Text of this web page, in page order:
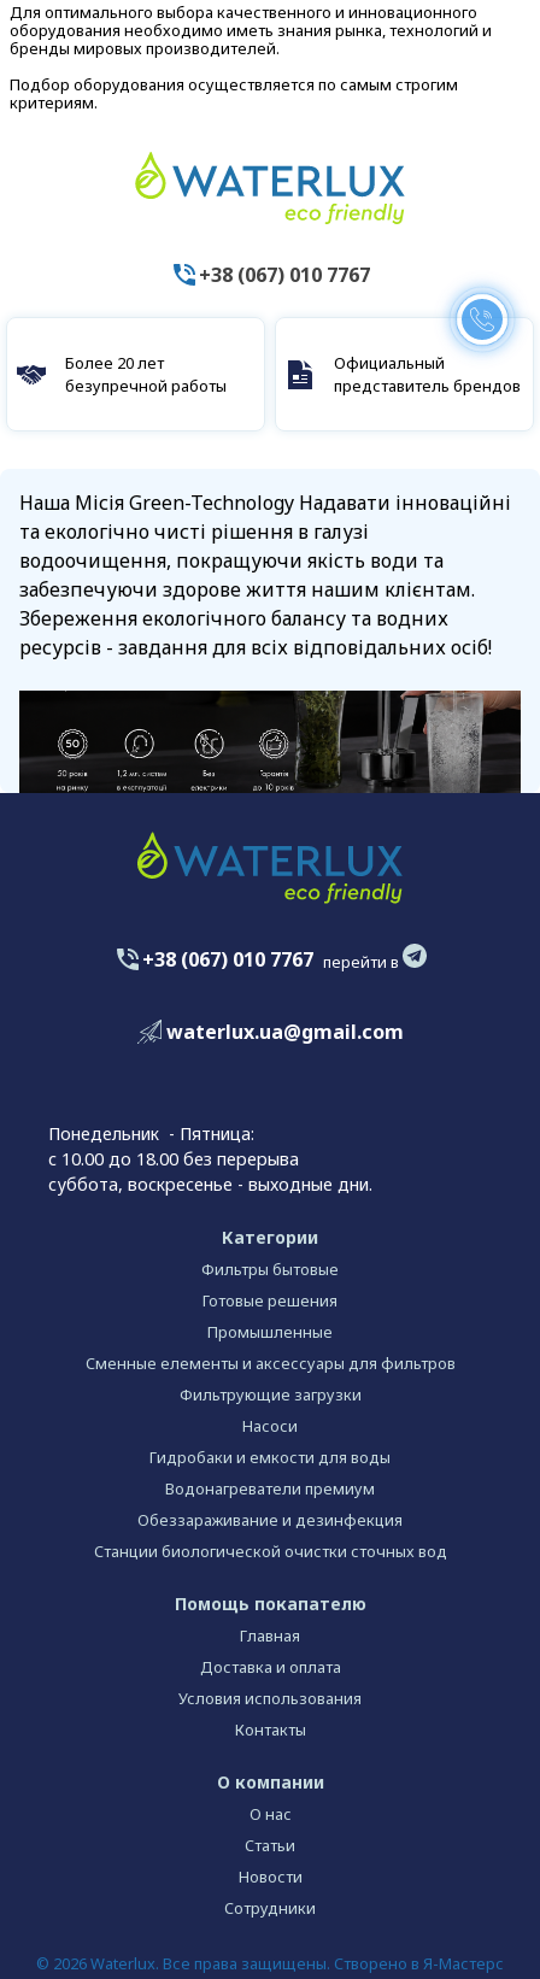
Для оптимального выбора качественного и инновационного
оборудования необходимо иметь знания рынка, технологий и
бренды мировых производителей.
Подбор оборудования осуществляется по самым строгим
критериям.
+38 (067) 010 7767
Более 20 лет
безупречной работы
Официальный
представитель брендов
Наша Місія Green-Technology Надавати інноваційні
та екологічно чисті рішення в галузі
водоочищення, покращуючи якість води та
забезпечуючи здорове життя нашим клієнтам.
Збереження екологічного балансу та водних
ресурсів - завдання для всіх відповідальних осіб!
+38 (067) 010 7767 перейти в
waterlux.ua@gmail.com
Понедельник - Пятница:
с 10.00 до 18.00 без перерыва
суббота, воскресенье - выходные дни.
Категории
Фильтры бытовые
Готовые решения
Промышленные
Сменные елементы и аксессуары для фильтров
Фильтрующие загрузки
Насоси
Гидробаки и емкости для воды
Водонагреватели премиум
Обеззараживание и дезинфекция
Станции биологической очистки сточных вод
Помощь покапателю
Главная
Доставка и оплата
Условия использования
Контакты
О компании
О нас
Статьи
Новости
Сотрудники
© 2026 Waterlux. Все права защищены. Створено в Я-Мастерс